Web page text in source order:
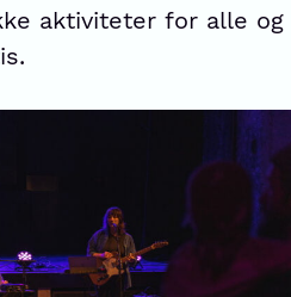
aktiviteter for alle og